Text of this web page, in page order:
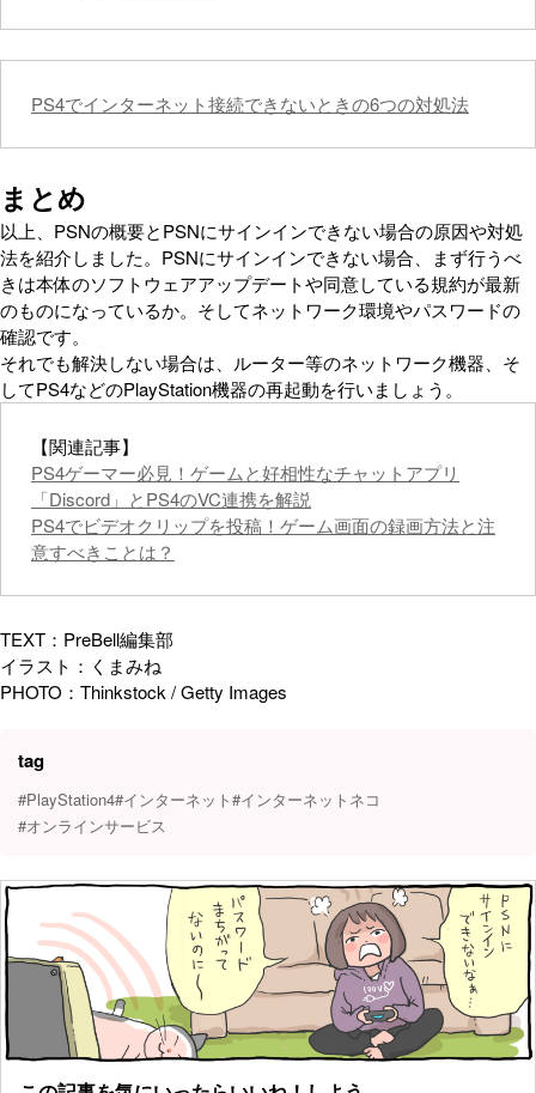
PS4でインターネット接続できないときの6つの対処法
まとめ
以上、PSNの概要とPSNにサインインできない場合の原因や対処
法を紹介しました。PSNにサインインできない場合、まず行うべ
きは本体のソフトウェアアップデートや同意している規約が最新
のものになっているか。そしてネットワーク環境やパスワードの
確認です。
それでも解決しない場合は、ルーター等のネットワーク機器、そ
してPS4などのPlayStation機器の再起動を行いましょう。
【関連記事】
PS4ゲーマー必見！ゲームと好相性なチャットアプリ
「Discord」とPS4のVC連携を解説
PS4でビデオクリップを投稿！ゲーム画面の録画方法と注
意すべきことは？
TEXT：PreBell編集部
イラスト：くまみね
PHOTO：Thinkstock / Getty Images
tag
#PlayStation4#インターネット#インターネットネコ
#オンラインサービス